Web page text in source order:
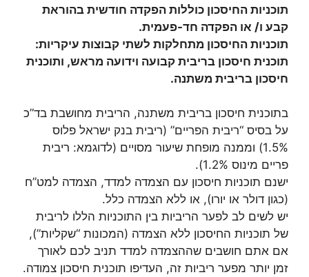
תוכניות החיסכון כוללות הפקדה חודשית בהוראת
קבע ו/ או הפקדה חד-פעמית.
תוכניות החיסכון מתחלקות לשתי קבוצות עיקריות:
תוכנית חיסכון בריבית קבועה וידועה מראש, ותוכנית
חיסכון בריבית משתנה.
בתוכנית חיסכון בריבית משתנה, הריבית מחושבת בד”כ
על בסיס “ריבית הפריים” (ריבית בנק ישראל פלוס
1.5%) וממנה מופחת שיעור מסויים (לדוגמא: ריבית
פריים מינוס 1.2%).
ישנם תוכניות חיסכון עם הצמדה למדד, הצמדה למט”ח
(כגון דולר או יורו), או ללא הצמדה כלל.
יש לשים לב לפער הריביות בין התוכניות הללו לריבית
של תוכניות החיסכון ללא הצמדה (המכונות “שקליות”),
אם אתם חושבים שההצמדה למדד תניב לכם לאורך
זמן יותר מפער ריביות זה, העדיפו תוכנית חיסכון צמודה.